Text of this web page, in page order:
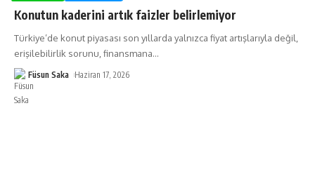
Konutun kaderini artık faizler belirlemiyor
Türkiye’de konut piyasası son yıllarda yalnızca fiyat artışlarıyla değil,
erişilebilirlik sorunu, finansmana…
Füsun Saka Haziran 17, 2026